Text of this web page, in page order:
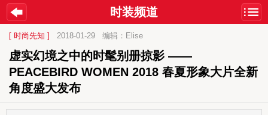
时装频道
[ 时尚先知 ] 2018-01-29 编辑：Elise
虚实幻境之中的时髦别册掠影 ——
PEACEBIRD WOMEN 2018 春夏形象大片全新
角度盛大发布